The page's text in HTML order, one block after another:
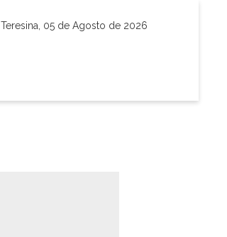
Teresina, 05 de Agosto de 2026